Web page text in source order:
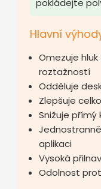
pokládejte
Hlavní
Omezuje
roztažností
Odděluje
Zlepšuje
Snižuje
aplikaci
Vysoká
Odolnost